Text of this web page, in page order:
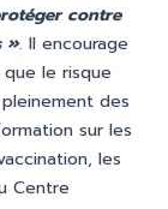
contre
». Il encourage
le risque
des
sur les
les
Centre